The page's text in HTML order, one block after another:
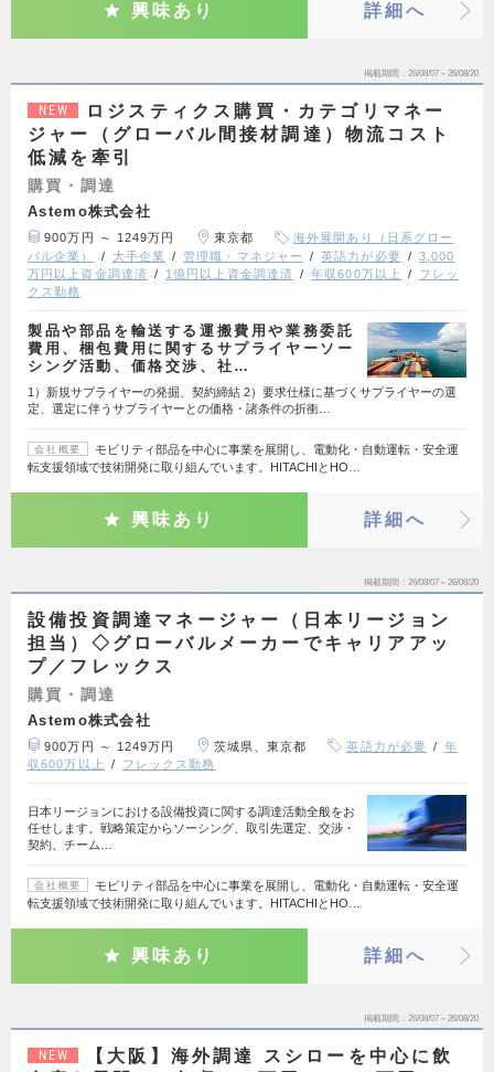
興味あり 詳細へ
掲載期間 26/08/07～26/08/20
NEW
ロジスティクス購買・カテゴリマネー
ジャー（グローバル間接材調達）物流コスト
低減を牽引
購買・調達
Astemo株式会社
900万円 ～ 1249万円 東京都
海外展開あり（日系グロー
バル企業）
大手企業 管理職・マネジャー 英語力が必要
3,000
万円以上資金調達済
1億円以上資金調達済 年収600万以上
フレッ
クス勤務
製品や部品を輸送する運搬費用や業務委託
費用、梱包費用に関するサプライヤーソー
シング活動、価格交渉、社…
1）新規サプライヤーの発掘、契約締結 2）要求仕様に基づくサプライヤーの選
定、選定に伴うサプライヤーとの価格・諸条件の折衝…
会社概要
モビリティ部品を中心に事業を展開し、電動化・自動運転・安全運
転支援領域で技術開発に取り組んでいます。HITACHIとHO…
興味あり 詳細へ
掲載期間 26/08/07～26/08/20
設備投資調達マネージャー（日本リージョン
担当）◇グローバルメーカーでキャリアアッ
プ／フレックス
購買・調達
Astemo株式会社
900万円 ～ 1249万円 茨城県、東京都 英語力が必要
年
収600万以上
フレックス勤務
日本リージョンにおける設備投資に関する調達活動全般をお
任せします。戦略策定からソーシング、取引先選定、交渉・
契約、チーム…
会社概要
モビリティ部品を中心に事業を展開し、電動化・自動運転・安全運
転支援領域で技術開発に取り組んでいます。HITACHIとHO…
興味あり 詳細へ
掲載期間 26/08/07～26/08/20
NEW
【大阪】海外調達 スシローを中心に飲